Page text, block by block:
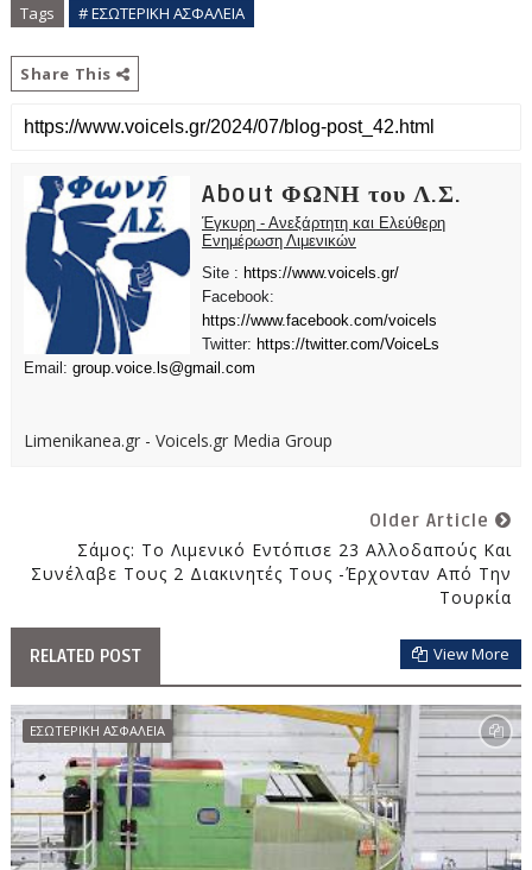
Tags # ΕΣΩΤΕΡΙΚΗ ΑΣΦΑΛΕΙΑ
Share This
About ΦΩΝΗ του Λ.Σ.
Έγκυρη - Ανεξάρτητη και Ελεύθερη
Ενημέρωση Λιμενικών
Site : https://www.voicels.gr/
Facebook:
https://www.facebook.com/voicels
Twitter: https://twitter.com/VoiceLs
Email: group.voice.ls@gmail.com
Limenikanea.gr - Voicels.gr Media Group
Older Article
Σάμος: Το Λιμενικό Εντόπισε 23 Αλλοδαπούς Και
Συνέλαβε Τους 2 Διακινητές Τους -Έρχονταν Από Την
Τουρκία
RELATED POST View More
ΕΣΩΤΕΡΙΚΗ ΑΣΦΑΛΕΙΑ